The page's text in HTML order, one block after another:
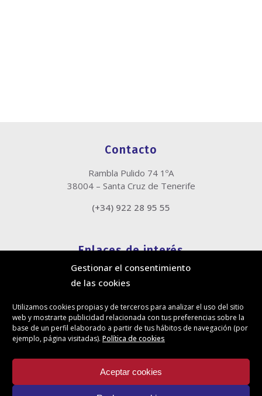
Gestionar el consentimiento
de las cookies
Utilizamos cookies propias y de terceros para analizar el uso del sitio
web y mostrarte publicidad relacionada con tus preferencias sobre la
base de un perfil elaborado a partir de tus hábitos de navegación (por
ejemplo, página visitadas). Política de cookies
Aceptar cookies
Contacto
Rambla Pulido 74 1ºA
38004 – Santa Cruz de Tenerife
(+34) 922 28 95 55
Enlaces de interés
Política de cookies
Política de privacidad
Canal de denuncias
Protección de privacidad en redes sociales
Síguenos